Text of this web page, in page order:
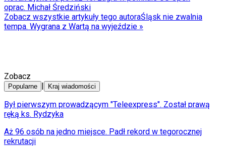
oprac. Michał Średziński
Zobacz wszystkie artykuły tego autoraŚląsk nie zwalnia
tempa. Wygrana z Wartą na wyjeździe »
Zobacz
Popularne Kraj wiadomości
Był pierwszym prowadzącym "Teleexpress". Został prawą
ręką ks. Rydzyka
Aż 96 osób na jedno miejsce. Padł rekord w tegorocznej
rekrutacji